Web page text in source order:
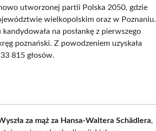
utworzonej partii Polska 2050, gdzie
wielkopolskim oraz w Poznaniu.
na posłankę z pierwszego
poznański. Z powodzeniem uzyskała
815 głosów.
za mąż za Hansa-Waltera Schädlera,